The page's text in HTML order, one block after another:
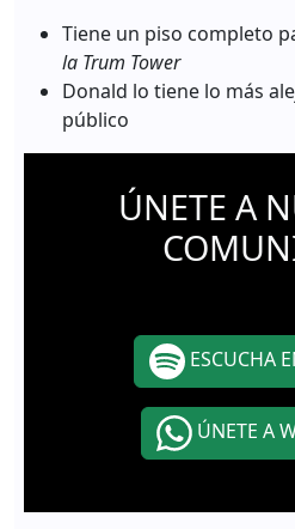
Tiene un piso completo
la Trum Tower
Donald lo tiene lo más
público
ÚNETE A
ESCUCHA
ÚNETE A